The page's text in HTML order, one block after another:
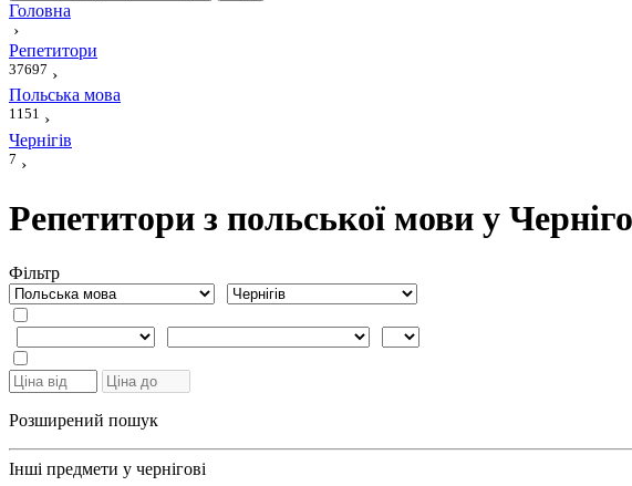
Головна
›
Репетитори
37697 ›
Польська мова
1151 ›
Чернігів
7 ›
Репетитори з польської мови у
Фiльтр
Розширений пошук
Інші предмети у чернігові